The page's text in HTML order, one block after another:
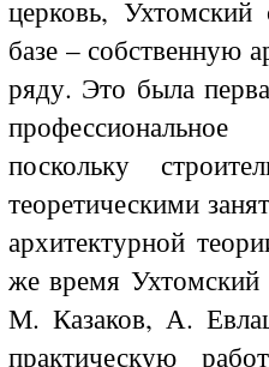
церковь,
базе – собственную
ряду. Это была
профессиональное
поскольку
теоретическими
архитектурной
же время
М. Казаков, А.
практическую